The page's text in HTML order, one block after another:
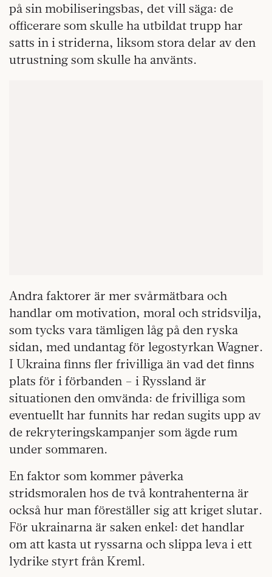
på sin mobiliseringsbas, det vill säga: de
officerare som skulle ha utbildat trupp har
satts in i striderna, liksom stora delar av den
utrustning som skulle ha använts.
Andra faktorer är mer svårmätbara och
handlar om motivation, moral och stridsvilja,
som tycks vara tämligen låg på den ryska
sidan, med undantag för legostyrkan Wagner.
I Ukraina finns fler frivilliga än vad det finns
plats för i förbanden – i Ryssland är
situationen den omvända: de frivilliga som
eventuellt har funnits har redan sugits upp av
de rekryteringskampanjer som ägde rum
under sommaren.
En faktor som kommer påverka
stridsmoralen hos de två kontrahenterna är
också hur man föreställer sig att kriget slutar.
För ukrainarna är saken enkel: det handlar
om att kasta ut ryssarna och slippa leva i ett
lydrike styrt från Kreml.